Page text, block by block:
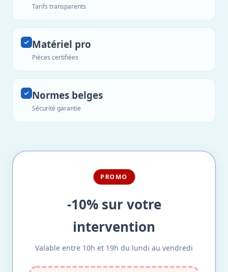
Tarifs transparents
Matériel pro
Pièces certifiées
Normes belges
Sécurité garantie
PROMO
-10% sur votre
intervention
Valable entre 10h et 19h du lundi au vendredi